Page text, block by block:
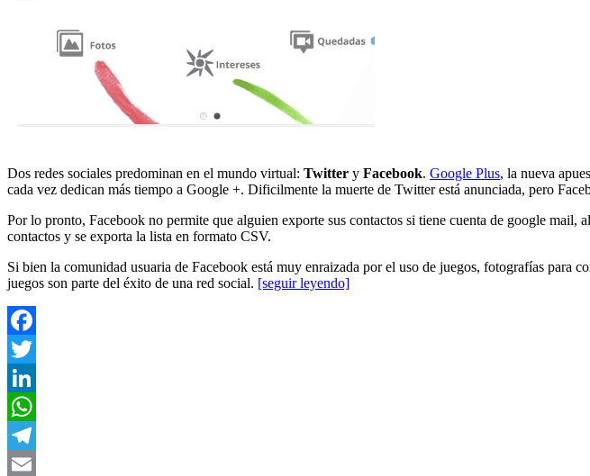
Dos redes sociales predominan en el mundo virtual: Twitter y Facebook. Google Plus, la nueva
cada vez dedican más tiempo a Google +. Dificilmente la muerte de Twitter está anunciada, pero
Por lo pronto, Facebook no permite que alguien exporte sus contactos si tiene cuenta de google
contactos y se exporta la lista en formato CSV.
Si bien la comunidad usuaria de Facebook está muy enraizada por el uso de juegos, fotografías para
juegos son parte del éxito de una red social. [seguir leyendo]
Facebook
Twitter
LinkedIn
WhatsApp
Telegram